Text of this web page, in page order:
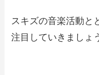
スキズの音楽活動と
注目していきましょ